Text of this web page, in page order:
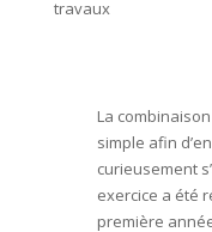
travaux
La
simple afin
curieusement
exercice a été
première